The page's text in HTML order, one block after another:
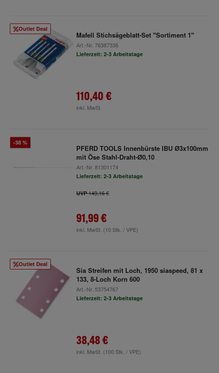
Outlet Deal
Mafell Stichsägeblatt-Set "Sortiment 1"
Art.-Nr. 76387336
Lieferzeit: 2-3 Arbeitstage
110,40 €
inkl. MwSt.
-38 %
PFERD TOOLS Innenbürste IBU Ø3x100mm
mit Öse Stahl-Draht-Ø0,10
Art.-Nr. 81301174
Lieferzeit: 2-3 Arbeitstage
UVP149,16 €
91,99 €
inkl. MwSt. (10 Stk. / VPE)
Outlet Deal
Sia Streifen mit Loch, 1950 siaspeed, 81 x
133, 8-Loch Korn 600
Art.-Nr. 53754767
Lieferzeit: 2-3 Arbeitstage
38,48 €
inkl. MwSt. (100 Stk. / VPE)